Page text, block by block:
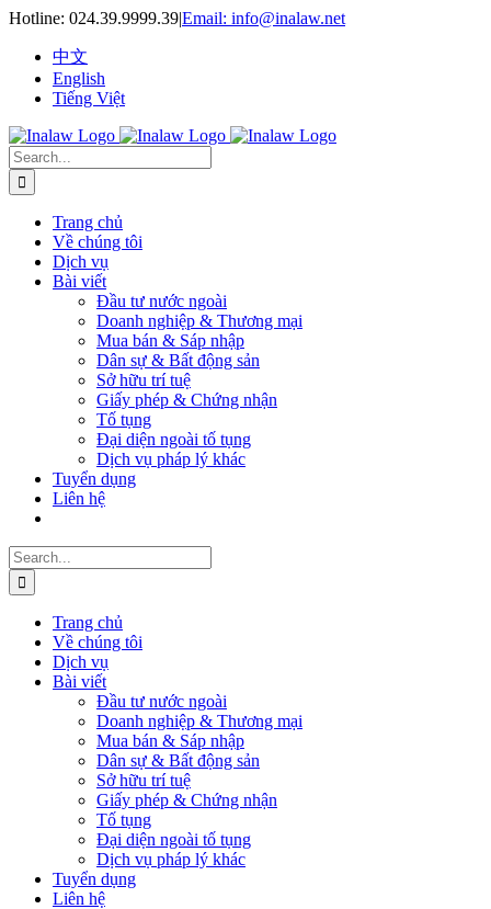
Skip
content
Hotline: 024.39.9999.39|Email: info@inalaw.net
中文
English
Tiếng Việt
Search
for:
Trang chủ
Về chúng tôi
Dịch vụ
Bài viết
Đầu tư nước ngoài
Doanh nghiệp & Thương mại
Mua bán & Sáp nhập
Dân sự & Bất động sản
Sở hữu trí tuệ
Giấy phép & Chứng nhận
Tố tụng
Đại diện ngoài tố tụng
Dịch vụ pháp lý khác
Tuyển dụng
Liên hệ
Search
for:
Trang chủ
Về chúng tôi
Dịch vụ
Bài viết
Đầu tư nước ngoài
Doanh nghiệp & Thương mại
Mua bán & Sáp nhập
Dân sự & Bất động sản
Sở hữu trí tuệ
Giấy phép & Chứng nhận
Tố tụng
Đại diện ngoài tố tụng
Dịch vụ pháp lý khác
Tuyển dụng
Liên hệ